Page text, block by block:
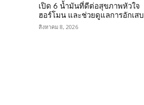
เปิด 6 น้ำมันที่ดีต่อสุขภาพหัวใจ
ฮอร์โมน และช่วยดูแลการอักเสบ
สิงหาคม 8, 2026